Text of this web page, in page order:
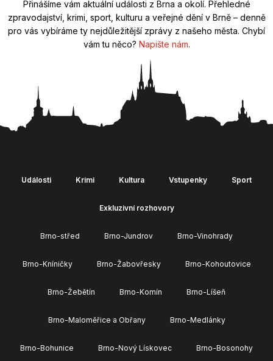
Přinášíme vám aktuální události z Brna a okolí. Přehledné
zpravodajství, krimi, sport, kulturu a veřejné dění v Brně – denně
pro vás vybíráme ty nejdůležitější zprávy z našeho města. Chybí
vám tu něco? Napište nám.
Události Krimi Kultura Vstupenky Sport
Exkluzivní rozhovory
Brno-střed Brno-Jundrov Brno-Vinohrady
Brno-Kníničky Brno-Žabovřesky Brno-Kohoutovice
Brno-Žebětín Brno-Komín Brno-Líšeň
Brno-Maloměřice a Obřany Brno-Medlánky
Brno-Bohunice Brno-Nový Lískovec Brno-Bosonohy